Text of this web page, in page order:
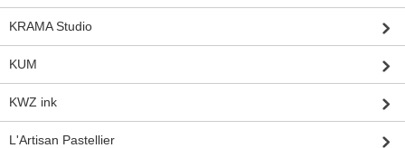
KRAMA Studio
KUM
KWZ ink
L'Artisan Pastellier